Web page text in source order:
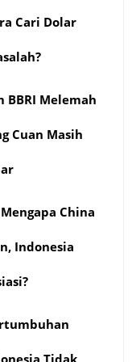
Cari Dolar
BBRI Melemah
Cuan Masih
China
Indonesia
Tidak